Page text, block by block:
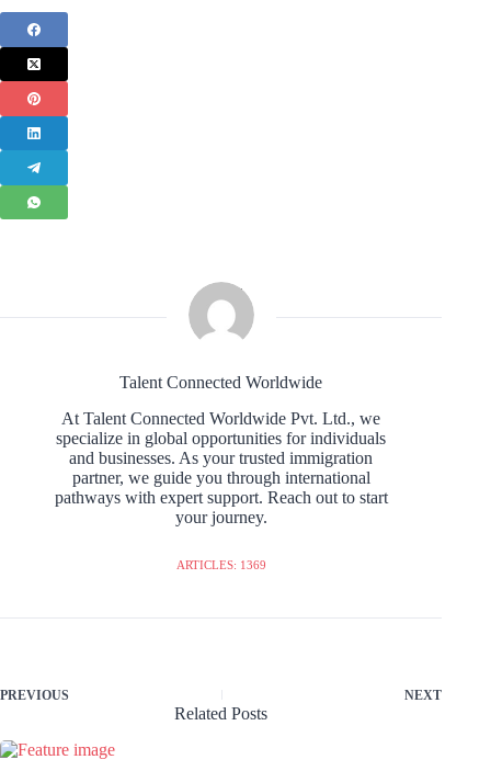
Talent Connected Worldwide
At Talent Connected Worldwide Pvt. Ltd., we
specialize in global opportunities for individuals
and businesses. As your trusted immigration
partner, we guide you through international
pathways with expert support. Reach out to start
your journey.
ARTICLES: 1369
PREVIOUS NEXT
Related Posts